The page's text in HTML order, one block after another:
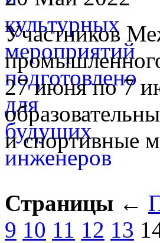
Участников
27 июня по 7
и спортивные
Страницы ←
9 10 11 12 13